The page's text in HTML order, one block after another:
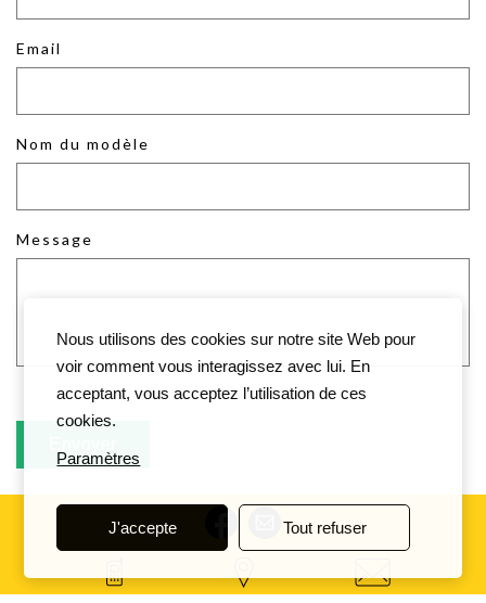
Email
Nom du modèle
Message
Nous utilisons des cookies sur notre site Web pour
voir comment vous interagissez avec lui. En
acceptant, vous acceptez l’utilisation de ces
cookies.
Paramètres
J'accepte Tout refuser